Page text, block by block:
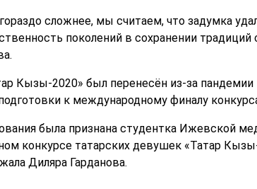
сложнее, мы считаем, что задумка
поколений в сохранении традиций
Кызы-2020» был перенесён из-за
к международному финалу
была признана студентка Ижевской
конкурсе татарских девушек «Татар
Диляра Гарданова.